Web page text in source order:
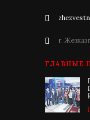
г.
ГЛАВНЫЕ